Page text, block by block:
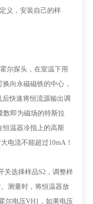
义，安装自己的样
尔探头，在室温下用
换向永磁磁铁的中心，
快速将恒流源输出调
数即为磁场的特斯拉
恒温器冷指上的高斯
大电流不能超过10mA ！
关选择样品S2 ，调整样
。测量时，将恒温器放
尔电压VH1 ，如果电压